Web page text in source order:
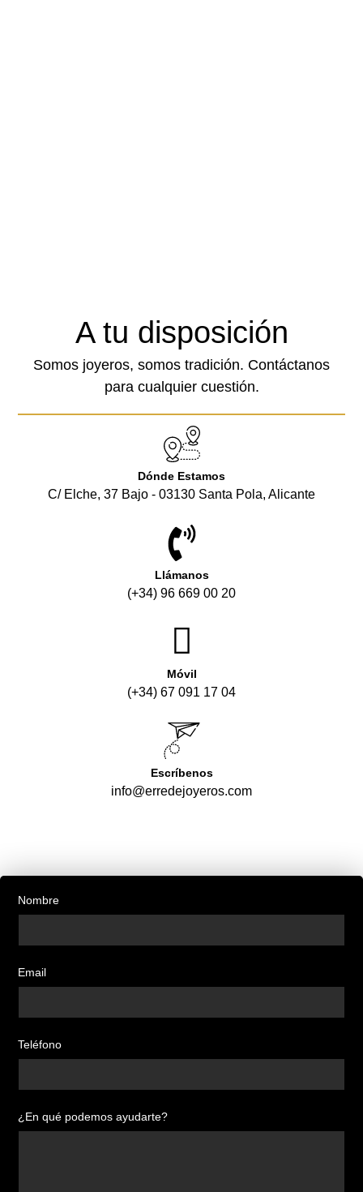
A tu disposición
Somos joyeros, somos tradición. Contáctanos
para cualquier cuestión.
Dónde Estamos
C/ Elche, 37 Bajo - 03130 Santa Pola, Alicante
Llámanos
(+34) 96 669 00 20
Móvil
(+34) 67 091 17 04
Escríbenos
info@erredejoyeros.com
Nombre
Email
Teléfono
¿En qué podemos ayudarte?